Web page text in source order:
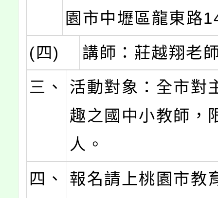
園市中壢區龍東路
(四)
講師：莊越翔老
三、
活動對象：全市對
趣之國中小教師，
人。
四、
報名請上桃園市教